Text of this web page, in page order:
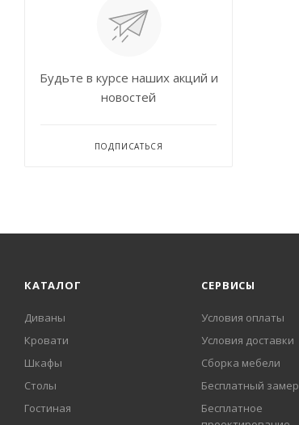
Будьте в курсе наших акций и
новостей
ПОДПИСАТЬСЯ
КАТАЛОГ
Диваны
Кровати
Шкафы
Столы
Гостиная
СЕРВИСЫ
Условия оплаты
Условия доставки
Сборка мебели
Бесплатный замер
Бесплатное